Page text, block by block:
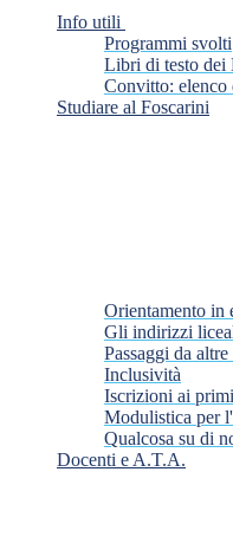
Info utili
Programmi svolti
Libri di testo dei
Convitto: elenco
Studiare al Foscarini
Orientamento in
Gli indirizzi
Passaggi da
Inclusività
Iscrizioni ai
Modulistica per
Qualcosa su di
Docenti e A.T.A.